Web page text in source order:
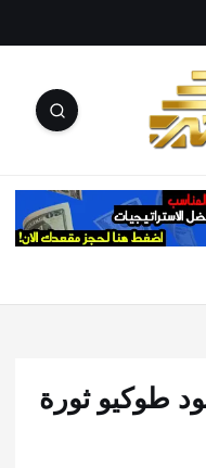
والكريبتو
طوكيو ثورة